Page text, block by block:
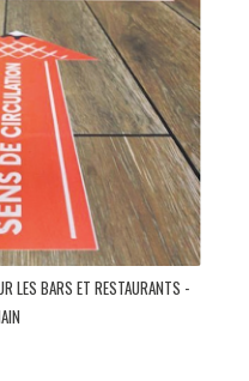
LES BARS ET RESTAURANTS -